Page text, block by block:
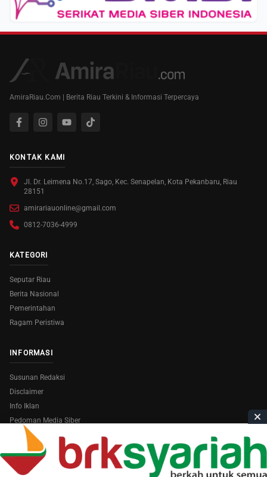
AmiraRiau.Com | Berita Riau Terkini & Informasi Terpercaya
KONTAK KAMI
Jl. Dr. Leimena No.17, Sago, Kec. Senapelan, Kota Pekanbaru, Riau
28151
amirariauonline@gmail.com
0812-7036-4999
KATEGORI
Seputar Riau
Berita Nasional
Pemerintahan
Ragam Peristiwa
INFORMASI
Susunan Redaksi
Disclaimer
Info Iklan
Pedoman Media Siber
Copyright © 2026 AmiraRiau.com . All Rights Reserved.